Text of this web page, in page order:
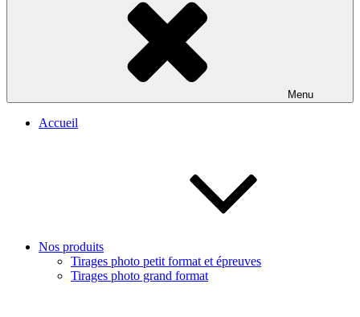
Menu
Accueil
Nos produits
Tirages photo petit format et épreuves
Tirages photo grand format